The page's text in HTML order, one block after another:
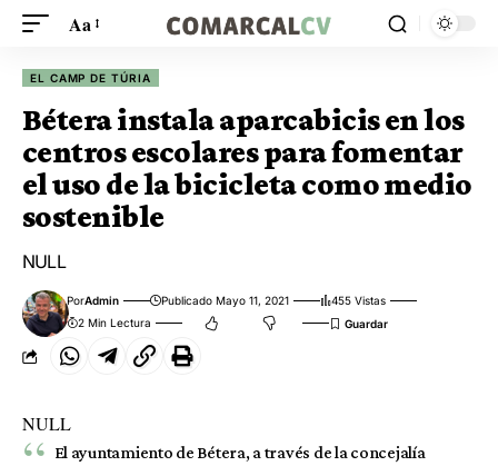
Aa
EL CAMP DE TÚRIA
Bétera instala aparcabicis en los
centros escolares para fomentar
el uso de la bicicleta como medio
sostenible
NULL
PorAdmin Publicado Mayo 11, 2021
455 Vistas
2 Min Lectura
NULL
El ayuntamiento de Bétera, a través de la concejalía